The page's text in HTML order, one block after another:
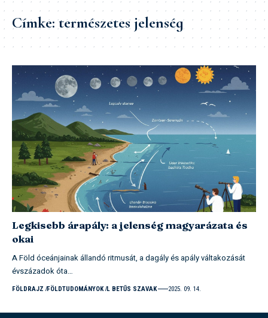
Címke:természetes jelenség
Legkisebb árapály: a jelenség magyarázata és
okai
A Föld óceánjainak állandó ritmusát, a dagály és apály váltakozását
évszázadok óta…
FÖLDRAJZ FÖLDTUDOMÁNYOK L BETŰS SZAVAK 2025. 09. 14.